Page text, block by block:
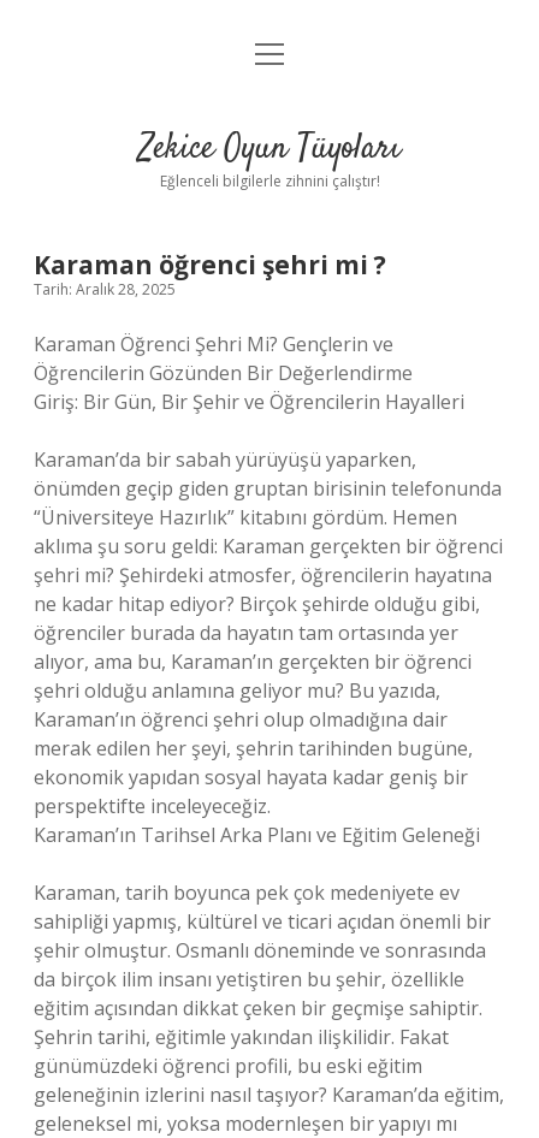
Anasayfa
Yasal Uyarı
menüyü
Zekice Oyun Tüyoları
Eğlenceli bilgilerle zihnini çalıştır!
Karaman öğrenci şehri mi ?
Tarih: Aralık 28, 2025
Karaman Öğrenci Şehri Mi? Gençlerin ve
Öğrencilerin Gözünden Bir Değerlendirme
Giriş: Bir Gün, Bir Şehir ve Öğrencilerin Hayalleri
Karaman’da bir sabah yürüyüşü yaparken,
önümden geçip giden gruptan birisinin telefonunda
“Üniversiteye Hazırlık” kitabını gördüm. Hemen
aklıma şu soru geldi: Karaman gerçekten bir öğrenci
şehri mi? Şehirdeki atmosfer, öğrencilerin hayatına
ne kadar hitap ediyor? Birçok şehirde olduğu gibi,
öğrenciler burada da hayatın tam ortasında yer
alıyor, ama bu, Karaman’ın gerçekten bir öğrenci
şehri olduğu anlamına geliyor mu? Bu yazıda,
Karaman’ın öğrenci şehri olup olmadığına dair
merak edilen her şeyi, şehrin tarihinden bugüne,
ekonomik yapıdan sosyal hayata kadar geniş bir
perspektifte inceleyeceğiz.
Karaman’ın Tarihsel Arka Planı ve Eğitim Geleneği
Karaman, tarih boyunca pek çok medeniyete ev
sahipliği yapmış, kültürel ve ticari açıdan önemli bir
şehir olmuştur. Osmanlı döneminde ve sonrasında
da birçok ilim insanı yetiştiren bu şehir, özellikle
eğitim açısından dikkat çeken bir geçmişe sahiptir.
Şehrin tarihi, eğitimle yakından ilişkilidir. Fakat
günümüzdeki öğrenci profili, bu eski eğitim
geleneğinin izlerini nasıl taşıyor? Karaman’da eğitim,
geleneksel mi, yoksa modernleşen bir yapıyı mı